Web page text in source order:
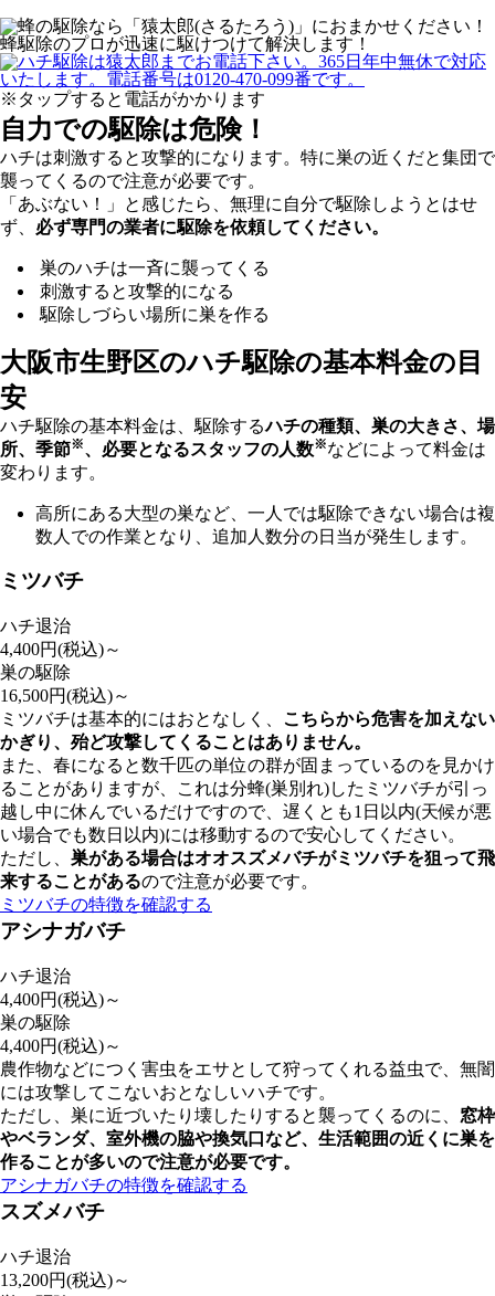
※タップすると電話がかかります
自力での駆除は危険！
ハチは刺激すると攻撃的になります。特に巣の近くだと集団で
襲ってくるので注意が必要です。
「あぶない！」と感じたら、無理に自分で駆除しようとはせ
ず、 必ず専門の業者に駆除を依頼してください。
巣のハチは一斉に襲ってくる
刺激すると攻撃的になる
駆除しづらい場所に巣を作る
大阪市生野区のハチ駆除の基本料金の目
安
ハチ駆除の基本料金は、駆除するハチの種類、巣の大きさ、場
所、季節※、必要となるスタッフの人数※などによって料金は
変わります。
高所にある大型の巣など、一人では駆除できない場合は複
数人での作業となり、追加人数分の日当が発生します。
ミツバチ
ハチ退治
4,400円(税込)～
巣の駆除
16,500円(税込)～
ミツバチは基本的にはおとなしく、 こちらから危害を加えない
かぎり、殆ど攻撃してくることはありません。
また、春になると数千匹の単位の群が固まっているのを見かけ
ることがありますが、これは分蜂(巣別れ)したミツバチが引っ
越し中に休んでいるだけですので、遅くとも1日以内(天候が悪
い場合でも数日以内)には移動するので安心してください。
ただし、 巣がある場合はオオスズメバチがミツバチを狙って飛
来することがあるので注意が必要です。
ミツバチの特徴を確認する
アシナガバチ
ハチ退治
4,400円(税込)～
巣の駆除
4,400円(税込)～
農作物などにつく害虫をエサとして狩ってくれる益虫で、無闇
には攻撃してこないおとなしいハチです。
ただし、巣に近づいたり壊したりすると襲ってくるのに、 窓枠
やベランダ、室外機の脇や換気口など、 生活範囲の近くに巣を
作ることが多いので注意が必要です。
アシナガバチの特徴を確認する
スズメバチ
ハチ退治
13,200円(税込)～